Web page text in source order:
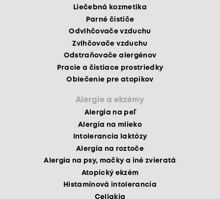
Liečebná kozmetika
Parné čističe
Odvlhčovače vzduchu
Zvlhčovače vzduchu
Odstraňovače alergénov
Pracie a čistiace prostriedky
Oblečenie pre atopikov
Alergie a ekzémy
Alergia na peľ
Alergia na mlieko
Intolerancia laktózy
Alergia na roztoče
Alergia na psy, mačky a iné zvieratá
Atopický ekzém
Histamínová intolerancia
Celiakia